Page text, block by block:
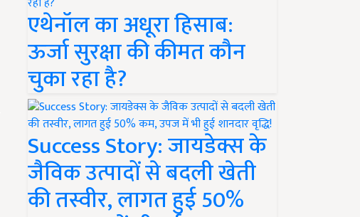
एथेनॉल का अधूरा हिसाब:
ऊर्जा सुरक्षा की कीमत कौन
चुका रहा है?
Success Story: जायडेक्स के
जैविक उत्पादों से बदली खेती
की तस्वीर, लागत हुई 50%